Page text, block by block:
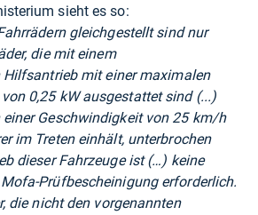
sieht es so:
gleichgestellt sind nur
die mit einem
mit einer maximalen
0,25 kW ausgestattet sind (...)
einer Geschwindigkeit von 25 km/h
im Treten einhält, unterbrochen
dieser Fahrzeuge ist (…) keine
Prüfbescheinigung erforderlich.
die nicht den vorgenannten